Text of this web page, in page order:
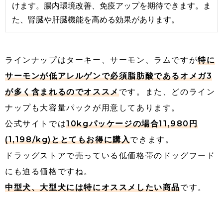
けます。腸内環境改善、免疫アップを期待できます。ま
た、腎臓や肝臓機能を高める効果があります。
ラインナップはターキー、サーモン、ラムですが特に
サーモンが低アレルゲンで必須脂肪酸であるオメガ3
が多く含まれるのでオススメです。また、どのライン
ナップも大容量パックが用意してあります。
公式サイトでは10kgパッケージの場合11,980円
(1,198/kg)ととてもお得に購入できます。
ドラッグストアで売っている低価格帯のドッグフード
にも迫る価格ですね。
中型犬、大型犬には特にオススメしたい商品です。